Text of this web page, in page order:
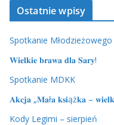
Ostatnie wpisy
Spotkanie
𝐖𝐢𝐞𝐥𝐤𝐢𝐞 𝐛𝐫𝐚𝐰𝐚 𝐝𝐥𝐚 𝐒𝐚𝐫𝐲!
Spotkanie MDKK
𝐀𝐤𝐜𝐣𝐚 „𝐌𝐚ł𝐚 𝐤𝐬𝐢ąż𝐤𝐚 –
Kody Legimi – sierpień